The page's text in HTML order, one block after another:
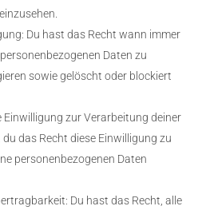
Du hast das Recht wann immer
Daten zu
sowie gelöscht oder blockiert
Einwilligung zur Verarbeitung deiner
das Recht diese Einwilligung zu
personenbezogenen Daten
Du hast das Recht, alle